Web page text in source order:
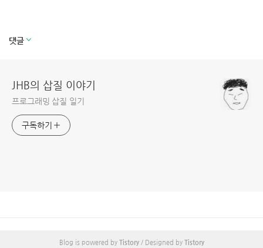
댓글
JHB의 삽질 이야기
프로그래밍 삽질 일기
구독하기
Blog is powered by Tistory/ Designed by Tistory